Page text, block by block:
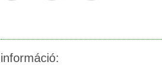
információ: